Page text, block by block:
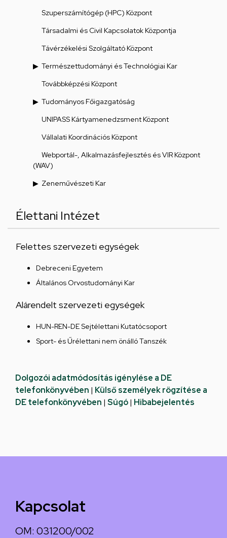
Szuperszámítógép (HPC) Központ
Társadalmi és Civil Kapcsolatok Központja
Távérzékelési Szolgáltató Központ
Természettudományi és Technológiai Kar
Továbbképzési Központ
Tudományos Főigazgatóság
UNIPASS Kártyamenedzsment Központ
Vállalati Koordinációs Központ
Webportál-, Alkalmazásfejlesztés és VIR Központ
(WAV)
Zeneművészeti Kar
Élettani Intézet
Felettes szervezeti egységek
Debreceni Egyetem
Általános Orvostudományi Kar
Alárendelt szervezeti egységek
HUN-REN-DE Sejtélettani Kutatócsoport
Sport- és Űrélettani nem önálló Tanszék
Dolgozói adatmódosítás igénylése a DE
telefonkönyvében | Külső személyek rögzítése a
DE telefonkönyvében | Súgó| Hibabejelentés
Kapcsolat
OM: 031200/002